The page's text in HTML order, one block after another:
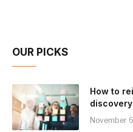
OUR PICKS
How to
November